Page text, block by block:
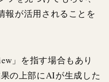
報が活用されることを
」を指す場合もあり
の上部にAIが生成した